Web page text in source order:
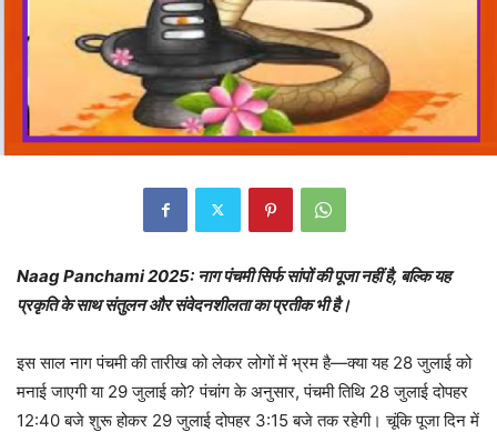
Naag Panchami 2025: नाग पंचमी सिर्फ सांपों की पूजा नहीं है, बल्कि यह
प्रकृति के साथ संतुलन और संवेदनशीलता का प्रतीक भी है।
इस साल नाग पंचमी की तारीख को लेकर लोगों में भ्रम है—क्या यह 28 जुलाई को
मनाई जाएगी या 29 जुलाई को? पंचांग के अनुसार, पंचमी तिथि 28 जुलाई दोपहर
12:40 बजे शुरू होकर 29 जुलाई दोपहर 3:15 बजे तक रहेगी। चूंकि पूजा दिन में